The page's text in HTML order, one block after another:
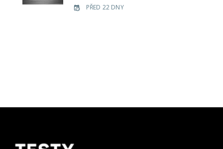
PŘED 22 DNY